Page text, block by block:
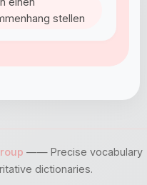
stellen
—— Precise vocabulary
dictionaries.